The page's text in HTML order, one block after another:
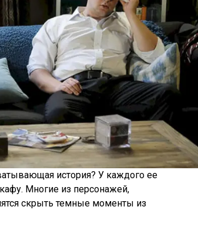
история? У каждого ее
Многие из персонажей,
скрыть темные моменты из